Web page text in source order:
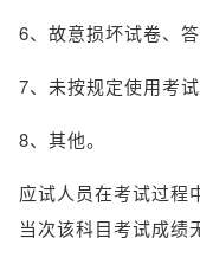
6、故意损坏试卷、
7、未按规定使用考
8、其他。
应试人员在考试过程
当次该科目考试成绩